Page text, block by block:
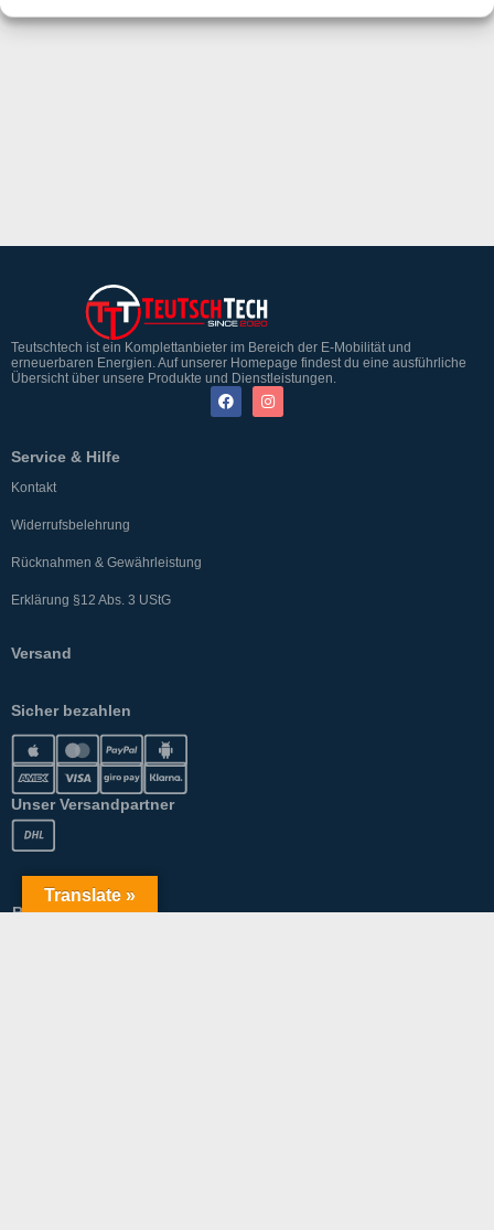
Teutschtech ist ein Komplettanbieter im Bereich der E-Mobilität und
erneuerbaren Energien. Auf unserer Homepage findest du eine ausführliche
Übersicht über unsere Produkte und Dienstleistungen.
Service & Hilfe
Kontakt
Widerrufsbelehrung
Rücknahmen & Gewährleistung
Erklärung §12 Abs. 3 UStG
Versand
Sicher bezahlen
Unser Versandpartner
Rechtliches
Translate »